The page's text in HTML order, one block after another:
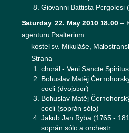
Giovanni Battista Pergolesi
Saturday, 22. May 2010 18:00 –
agenturu Psalterium
kostel sv. Mikuláše,
Strana
chorál - Veni Sancte
Bohuslav Matěj
coeli (dvojsbor)
Bohuslav Matěj
coeli (soprán sólo)
Jakub Jan Ryba (1765 -
soprán sólo a orchestr